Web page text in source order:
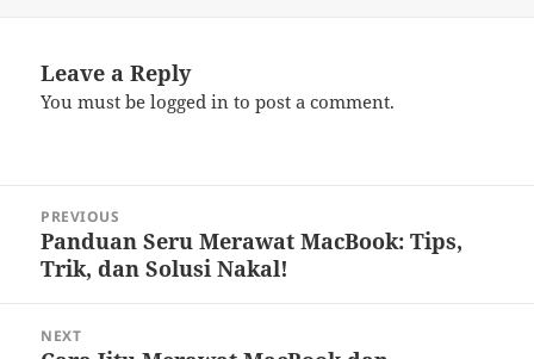
Leave a Reply
You must belogged in to post a comment.
navigation
PREVIOUS
Previous
post:
Panduan Seru Merawat MacBook: Tips,
Trik, dan Solusi Nakal!
NEXT